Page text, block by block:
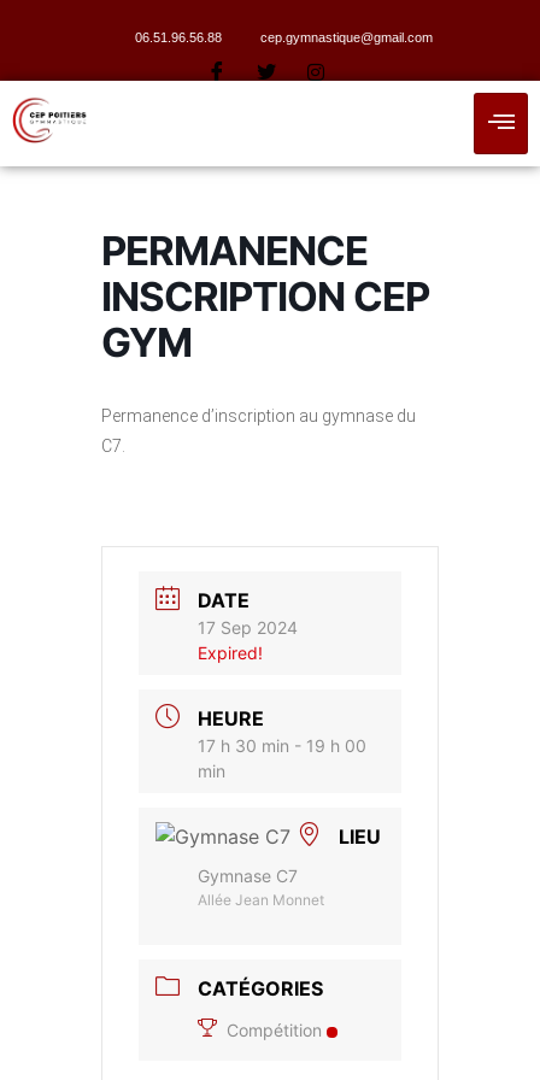
06.51.96.56.88 cep.gymnastique@gmail.com
PERMANENCE
INSCRIPTION CEP
GYM
Permanence d’inscription au gymnase du
C7.
DATE
17 Sep 2024
Expired!
HEURE
17 h 30 min - 19 h 00
min
LIEU
Gymnase C7
Allée Jean Monnet
CATÉGORIES
Compétition